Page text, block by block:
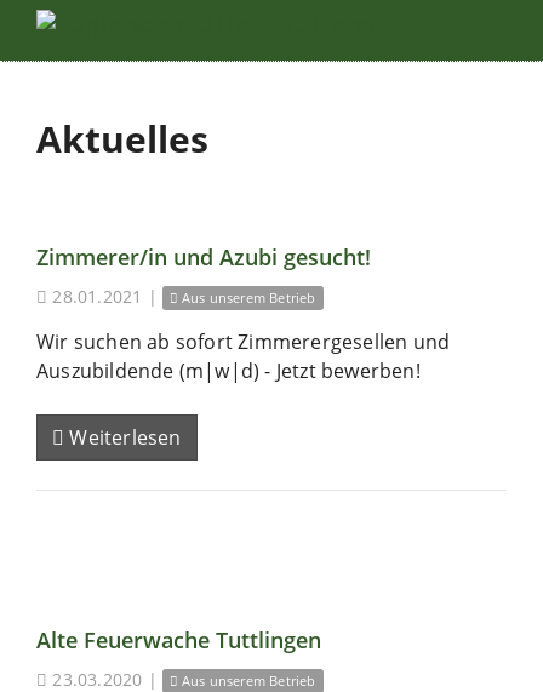
Aktuelles
Zimmerer/in und Azubi gesucht!
28.01.2021 | Aus unserem Betrieb
Wir suchen ab sofort Zimmerergesellen und
Auszubildende (m|w|d) - Jetzt bewerben!
Weiterlesen
Alte Feuerwache Tuttlingen
23.03.2020 | Aus unserem Betrieb